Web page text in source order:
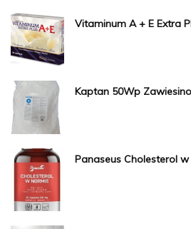
Vitaminum A + E Extra
Kaptan 50Wp
Panaseus Cholesterol